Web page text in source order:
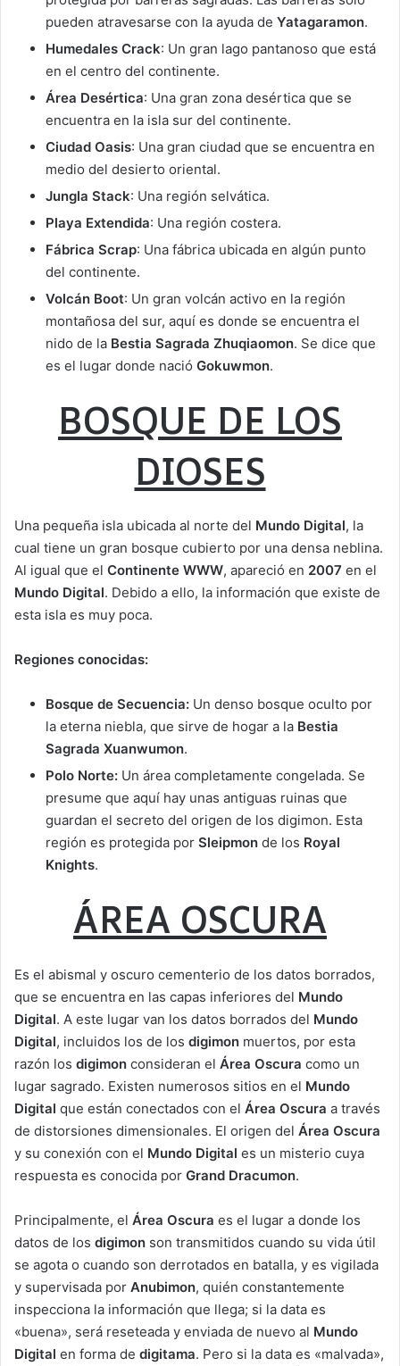
pueden atravesarse con la ayuda de Yatagaramon.
Humedales Crack: Un gran lago pantanoso que está
en el centro del continente.
Área Desértica: Una gran zona desértica que se
encuentra en la isla sur del continente.
Ciudad Oasis: Una gran ciudad que se encuentra en
medio del desierto oriental.
Jungla Stack: Una región selvática.
Playa Extendida: Una región costera.
Fábrica Scrap: Una fábrica ubicada en algún punto
del continente.
Volcán Boot: Un gran volcán activo en la región
montañosa del sur, aquí es donde se encuentra el
nido de la Bestia Sagrada Zhuqiaomon. Se dice que
es el lugar donde nació Gokuwmon.
BOSQUE DE LOS
DIOSES
Una pequeña isla ubicada al norte del Mundo Digital, la
cual tiene un gran bosque cubierto por una densa neblina.
Al igual que el Continente WWW, apareció en 2007 en el
Mundo Digital. Debido a ello, la información que existe de
esta isla es muy poca.
Regiones conocidas:
Bosque de Secuencia: Un denso bosque oculto por
la eterna niebla, que sirve de hogar a la Bestia
Sagrada Xuanwumon.
Polo Norte: Un área completamente congelada. Se
presume que aquí hay unas antiguas ruinas que
guardan el secreto del origen de los digimon. Esta
región es protegida por Sleipmon de los Royal
Knights.
ÁREA OSCURA
Es el abismal y oscuro cementerio de los datos borrados,
que se encuentra en las capas inferiores del Mundo
Digital. A este lugar van los datos borrados del Mundo
Digital, incluidos los de los digimon muertos, por esta
razón los digimon consideran el Área Oscura como un
lugar sagrado. Existen numerosos sitios en el Mundo
Digital que están conectados con el Área Oscura a través
de distorsiones dimensionales. El origen del Área Oscura
y su conexión con el Mundo Digital es un misterio cuya
respuesta es conocida por Grand Dracumon.
Principalmente, el Área Oscura es el lugar a donde los
datos de los digimon son transmitidos cuando su vida útil
se agota o cuando son derrotados en batalla, y es vigilada
y supervisada por Anubimon, quién constantemente
inspecciona la información que llega; si la data es
«buena», será reseteada y enviada de nuevo al Mundo
Digital en forma de digitama. Pero si la data es «malvada»,